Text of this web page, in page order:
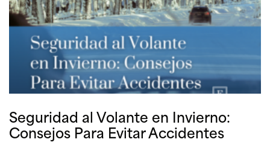
Seguridad al Volante en Invierno:
Consejos Para Evitar Accidentes